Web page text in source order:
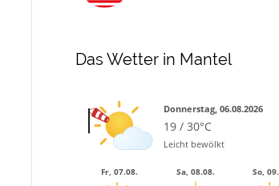
Das Wetter in Mantel
Donnerstag, 06.08.2026
19 / 30°C
Leicht bewölkt
Fr, 07.08. Sa, 08.08. So,